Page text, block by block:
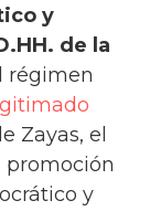
y
de la
régimen
Zayas, el
promoción
y